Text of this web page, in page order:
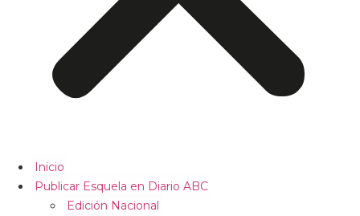
Inicio
Publicar Esquela en Diario ABC
Edición Nacional